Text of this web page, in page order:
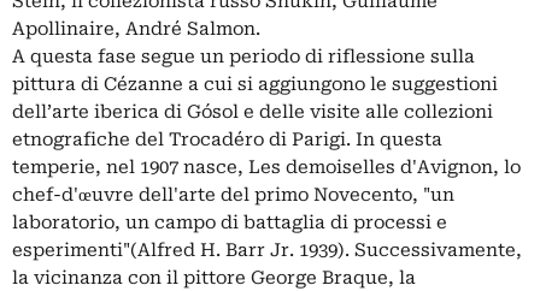
Apollinaire, André Salmon.
A questa fase segue un periodo di riflessione sulla
pittura di Cézanne a cui si aggiungono le suggestioni
dell’arte iberica di Gósol e delle visite alle collezioni
etnografiche del Trocadéro di Parigi. In questa
temperie, nel 1907 nasce, Les demoiselles d'Avignon, lo
chef-d'œuvre dell'arte del primo Novecento, "un
laboratorio, un campo di battaglia di processi e
esperimenti"(Alfred H. Barr Jr. 1939). Successivamente,
la vicinanza con il pittore George Braque, la